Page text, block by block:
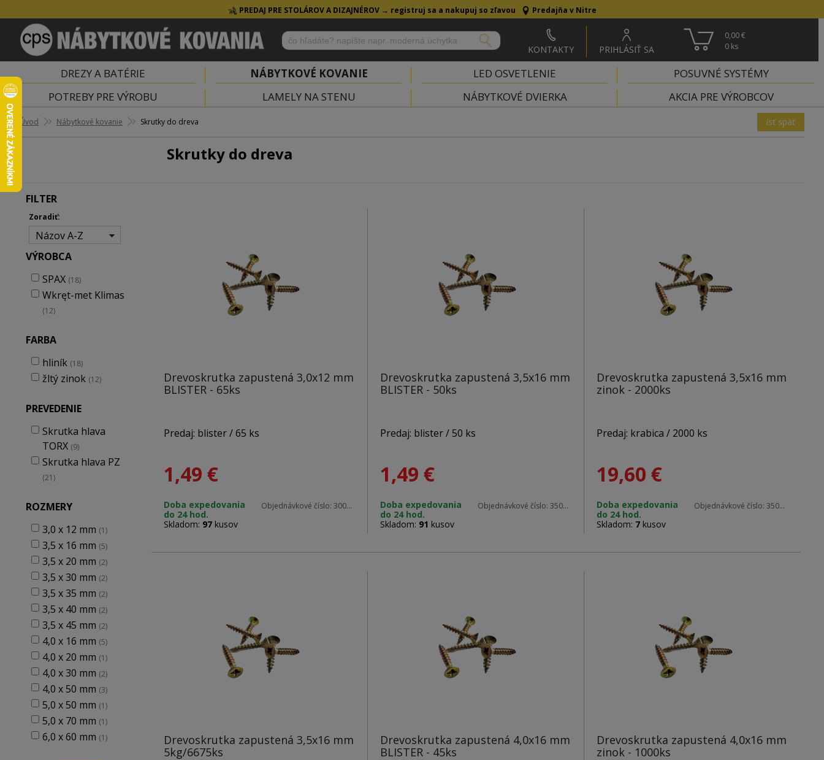
PREDAJ PRE STOLÁROV A DIZAJNÉROV → registruj sa a nakupuj so zľavou Predajňa v Nitre
KONTAKTY PRIHLÁSIŤ SA
0,00 €
0 ks
DREZY A BATÉRIE NÁBYTKOVÉ KOVANIE LED OSVETLENIE
POSUVNÉ SYSTÉMY
POTREBY PRE VÝROBU
LAMELY NA STENU NÁBYTKOVÉ DVIERKA AKCIA PRE VÝROBCOV
Úvod Nábytkové kovanie Skrutky do dreva ísť späť
Skrutky do dreva
FILTER
Zoradiť:
Názov A-Z
VÝROBCA
SPAX (18)
Wkręt-met Klimas
(12)
FARBA
hliník (18)
žltý zinok (12)
PREVEDENIE
Skrutka hlava
TORX (9)
Skrutka hlava PZ
(21)
ROZMERY
3,0 x 12 mm (1)
3,5 x 16 mm (5)
3,5 x 20 mm (2)
3,5 x 30 mm (2)
3,5 x 35 mm (2)
3,5 x 40 mm (2)
3,5 x 45 mm (2)
4,0 x 16 mm (5)
4,0 x 20 mm (1)
4,0 x 30 mm (2)
4,0 x 50 mm (3)
5,0 x 50 mm (1)
5,0 x 70 mm (1)
6,0 x 60 mm (1)
Drevoskrutka zapustená 3,0x12 mm
BLISTER - 65ks
Predaj: blister / 65 ks
Materiál: zinok
Rozmery: 3,0 x 12 mm
1,49 €
Doba expedovania
do 24 hod.
Skladom: 97kusov
Objednávkové číslo: 30012 blister
Drevoskrutka zapustená 3,5x16 mm
BLISTER - 50ks
Predaj: blister / 50 ks
Materiál: zinok
Rozmery: 3,5 x 16 mm
1,49 €
Doba expedovania
do 24 hod.
Skladom: 91 kusov
Objednávkové číslo: 35016 blister
Drevoskrutka zapustená 3,5x16 mm
zinok - 2000ks
Predaj: krabica / 2000 ks
Materiál: zinok
Rozmery: 3,5 x 16 mm
19,60 €
Doba expedovania
do 24 hod.
Skladom: 7kusov
Objednávkové číslo: 35016
Drevoskrutka zapustená 3,5x16 mm
5kg/6675ks
Drevoskrutka zapustená 4,0x16 mm
BLISTER - 45ks
Drevoskrutka zapustená 4,0x16 mm
zinok - 1000ks